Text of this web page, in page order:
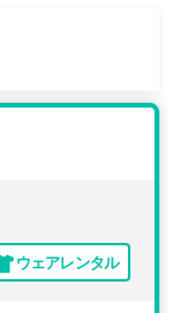
ウェアレンタル